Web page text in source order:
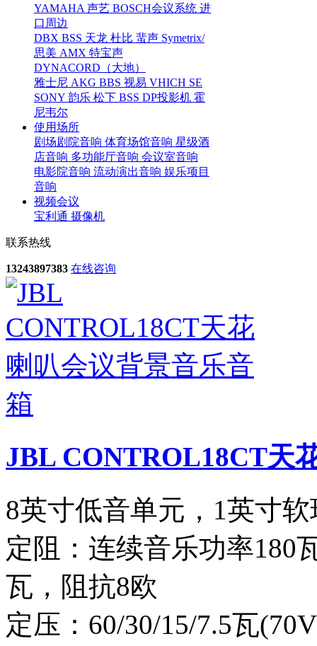
YAMAHA 声艺 BOSCH会议系统 进
口周边
DBX BSS 天龙 杜比 蜚声 Symetrix/
思美 AMX 特宝声
DYNACORD（大地）
雅士尼 AKG BBS 视易 VHICH SE
SONY 韵乐 松下 BSS DP投影机 霍
尼韦尔
使用场所
剧场剧院音响 体育场馆音响 星级酒
店音响 多功能厅音响 会议室音响
电影院音响 流动演出音响 娱乐项目
音响
视频会议
宝利通 摄像机
联系热线
13243897383 在线咨询
JBL CONTROL18CT天
8英寸低音单元，1英寸
定阻：连续音乐功率180
瓦，阻抗8欧
定压：60/30/15/7.5瓦